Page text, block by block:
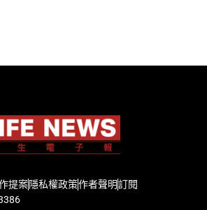
提案隱私權政策作者聲明訂閱